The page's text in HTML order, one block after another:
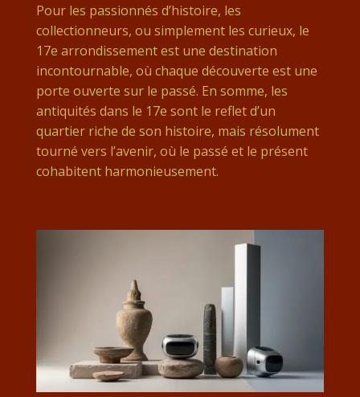
Pour les passionnés d’histoire, les
collectionneurs, ou simplement les curieux, le
17e arrondissement est une destination
incontournable, où chaque découverte est une
porte ouverte sur le passé. En somme, les
antiquités dans le 17e sont le reflet d’un
quartier riche de son histoire, mais résolument
tourné vers l’avenir, où le passé et le présent
cohabitent harmonieusement.